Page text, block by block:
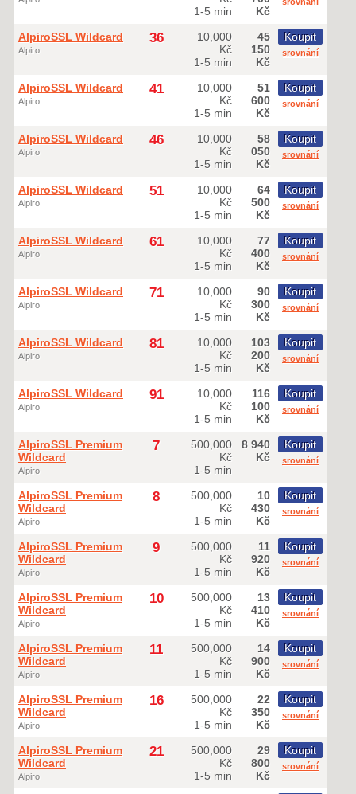
1-5 min
Kč
AlpiroSSL Wildcard
Alpiro
36
10,000
Kč
1-5 min
45
150
Kč
Koupit
srovnání
AlpiroSSL Wildcard
Alpiro
41
10,000
Kč
1-5 min
51
600
Kč
Koupit
srovnání
AlpiroSSL Wildcard
Alpiro
46
10,000
Kč
1-5 min
58
050
Kč
Koupit
srovnání
AlpiroSSL Wildcard
Alpiro
51
10,000
Kč
1-5 min
64
500
Kč
Koupit
srovnání
AlpiroSSL Wildcard
Alpiro
61
10,000
Kč
1-5 min
77
400
Kč
Koupit
srovnání
AlpiroSSL Wildcard
Alpiro
71
10,000
Kč
1-5 min
90
300
Kč
Koupit
srovnání
AlpiroSSL Wildcard
Alpiro
81
10,000
Kč
1-5 min
103
200
Kč
Koupit
srovnání
AlpiroSSL Wildcard
Alpiro
91
10,000
Kč
1-5 min
116
100
Kč
Koupit
srovnání
AlpiroSSL Premium
Wildcard
Alpiro
7
500,000
Kč
1-5 min
8 940
Kč
Koupit
srovnání
AlpiroSSL Premium
Wildcard
Alpiro
8
500,000
Kč
1-5 min
10
430
Kč
Koupit
srovnání
AlpiroSSL Premium
Wildcard
Alpiro
9
500,000
Kč
1-5 min
11
920
Kč
Koupit
srovnání
AlpiroSSL Premium
Wildcard
Alpiro
10
500,000
Kč
1-5 min
13
410
Kč
Koupit
srovnání
AlpiroSSL Premium
Wildcard
Alpiro
11
500,000
Kč
1-5 min
14
900
Kč
Koupit
srovnání
AlpiroSSL Premium
Wildcard
Alpiro
16
500,000
Kč
1-5 min
22
350
Kč
Koupit
srovnání
AlpiroSSL Premium
Wildcard
Alpiro
21
500,000
Kč
1-5 min
29
800
Kč
Koupit
srovnání